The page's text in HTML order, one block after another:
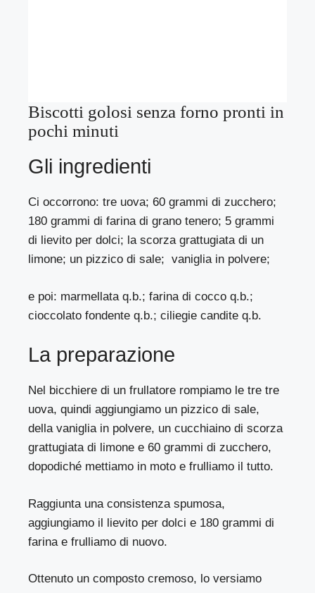
Biscotti golosi senza forno pronti in
pochi minuti
Gli ingredienti
Ci occorrono: tre uova; 60 grammi di zucchero;
180 grammi di farina di grano tenero; 5 grammi
di lievito per dolci; la scorza grattugiata di un
limone; un pizzico di sale; vaniglia in polvere;
e poi: marmellata q.b.; farina di cocco q.b.;
cioccolato fondente q.b.; ciliegie candite q.b.
La preparazione
Nel bicchiere di un frullatore rompiamo le tre tre
uova, quindi aggiungiamo un pizzico di sale,
della vaniglia in polvere, un cucchiaino di scorza
grattugiata di limone e 60 grammi di zucchero,
dopodiché mettiamo in moto e frulliamo il tutto.
Raggiunta una consistenza spumosa,
aggiungiamo il lievito per dolci e 180 grammi di
farina e frulliamo di nuovo.
Ottenuto un composto cremoso, lo versiamo